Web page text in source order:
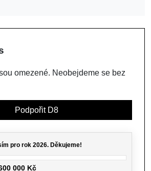
omezené. Neobejdeme se bez
Podpořit D8